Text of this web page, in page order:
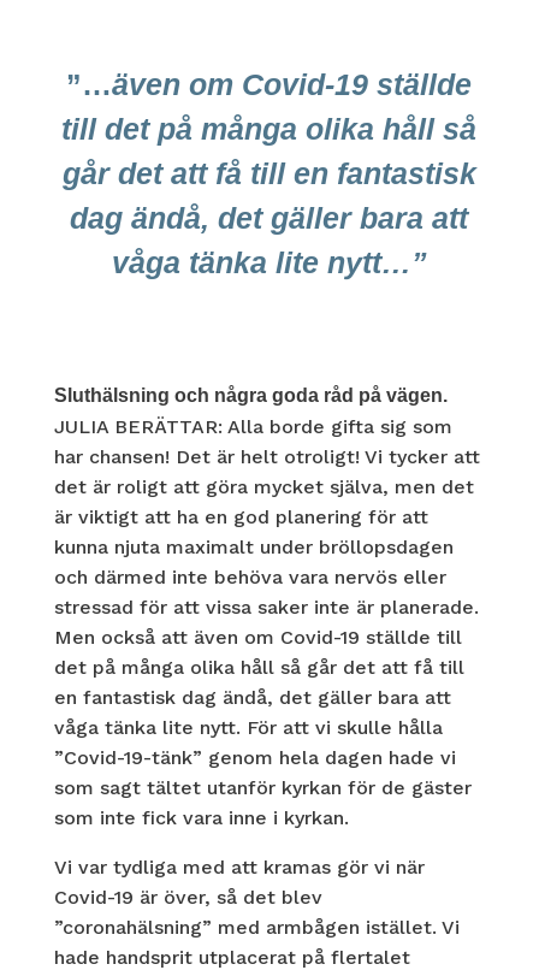
”…även om Covid-19 ställde
till det på många olika håll så
går det att få till en fantastisk
dag ändå, det gäller bara att
våga tänka lite nytt…”
Sluthälsning och några goda råd på vägen.
JULIA BERÄTTAR: Alla borde gifta sig som
har chansen! Det är helt otroligt! Vi tycker att
det är roligt att göra mycket själva, men det
är viktigt att ha en god planering för att
kunna njuta maximalt under bröllopsdagen
och därmed inte behöva vara nervös eller
stressad för att vissa saker inte är planerade.
Men också att även om Covid-19 ställde till
det på många olika håll så går det att få till
en fantastisk dag ändå, det gäller bara att
våga tänka lite nytt. För att vi skulle hålla
”Covid-19-tänk” genom hela dagen hade vi
som sagt tältet utanför kyrkan för de gäster
som inte fick vara inne i kyrkan.
Vi var tydliga med att kramas gör vi när
Covid-19 är över, så det blev
”coronahälsning” med armbågen istället. Vi
hade handsprit utplacerat på flertalet